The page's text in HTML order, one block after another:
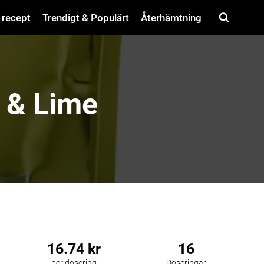
recept Trendigt & Populärt Återhämtning
Lime
16.74 kr 16